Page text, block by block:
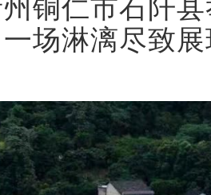
铜仁市石阡
场淋漓尽致